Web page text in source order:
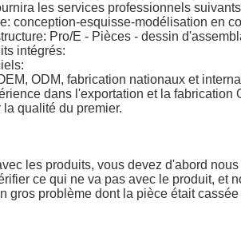
les services professionnels
conception-esquisse-modélisation en
Pro/E - Pièces - dessin
intégrés:
ODM, fabrication nationaux et
dans l'exportation et la fabrication
qualité du premier.
les produits, vous devez d'abord
ce qui ne va pas avec le produit, et
gros problème dont la pièce était